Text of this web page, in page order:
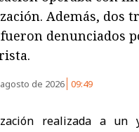
Además, dos
denunciados
de 2026 09:49
realizada a un